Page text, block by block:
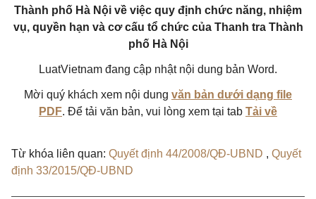
Thành phố Hà Nội về việc quy định chức năng, nhiệm
vụ, quyền hạn và cơ cấu tổ chức của Thanh tra Thành
phố Hà Nội
LuatVietnam đang cập nhật nội dung bản Word.
Mời quý khách xem nội dung văn bản dưới dạng file
PDF. Để tải văn bản, vui lòng xem tại tab Tải về
Từ khóa liên quan: Quyết định 44/2008/QĐ-UBND , Quyết
định 33/2015/QĐ-UBND